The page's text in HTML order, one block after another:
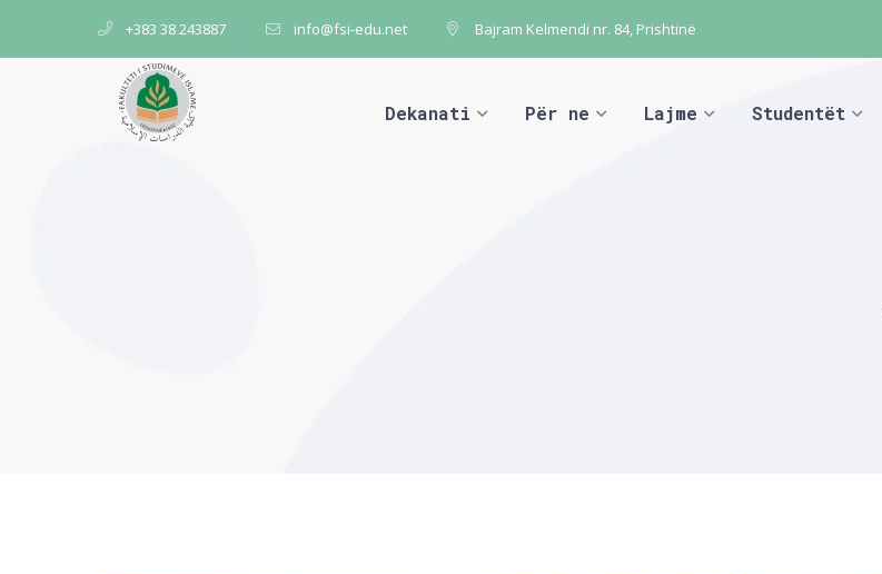
+383 38 243887 info@fsi-edu.net Bajram Kelmendi nr. 84, Prishtinë
Dekanati Për ne Lajme Studentët